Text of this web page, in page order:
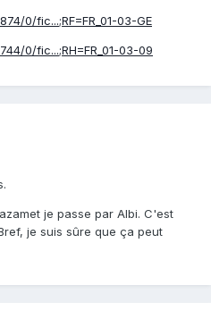
0/fic...;RF=FR_01-03-GE
0/fic...;RH=FR_01-03-09
je passe par Albi. C'est
je suis sûre que ça peut